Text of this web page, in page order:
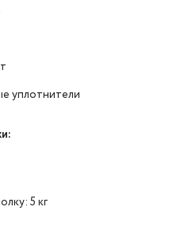
уплотнители
5 кг